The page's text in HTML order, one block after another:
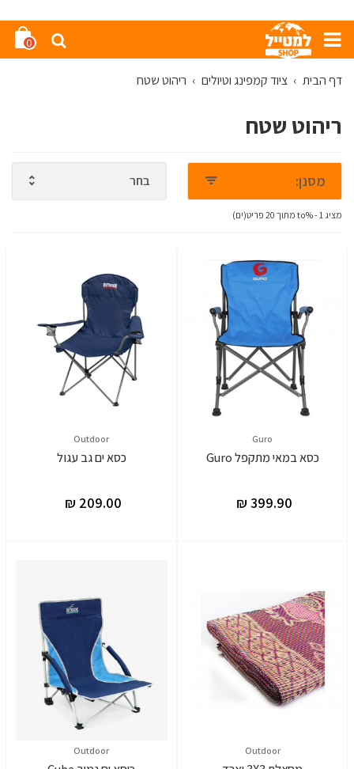
0
דף הבית › ציוד קמפינג וטיולים › ריהוט שטח
ריהוט שטח
מסנן: בחר
מציג 1 - %to מתוך 20 פריט(ים)
Guro
כסא במאי מתקפל Guro
Outdoor
כסא ים גב עגול
Outdoor
Outdoor